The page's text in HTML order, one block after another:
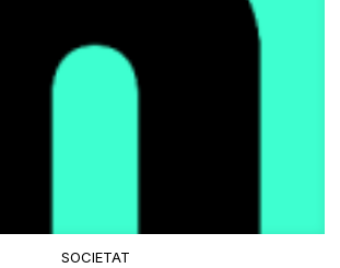
SOCIETAT